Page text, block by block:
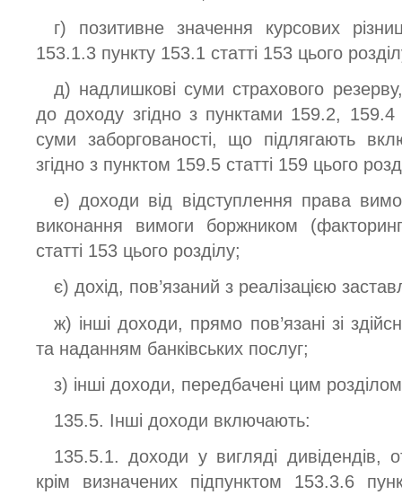
г) позитивне значення курсових
153.1.3 пункту 153.1 статті 153 цього
д) надлишкові суми страхового
до доходу згідно з пунктами 159.2, 159.4
суми заборгованості, що підлягають
згідно з пунктом 159.5 статті 159 цього
е) доходи від відступлення права
виконання вимоги боржником
статті 153 цього розділу;
є) дохід, пов’язаний з реалізацією
ж) інші доходи, прямо пов’язані зі
та наданням банківських послуг;
з) інші доходи, передбачені цим
135.5. Інші доходи включають:
135.5.1. доходи у вигляді дивідендів,
крім визначених підпунктом 153.3.6